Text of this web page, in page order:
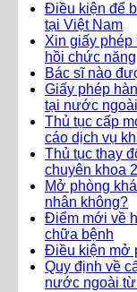
Điều kiện để
tại Việt Nam
Xin giấy phép
hồi chức năng
Bác sĩ nào
Giấy phép
tại nước ngoài
Thủ tục cấp
cáo dịch vụ
Thủ tục thay
chuyên khoa
Mở phòng
nhân không?
Điểm mới về
chữa bệnh
Điều kiện mở
Quy định về
nước ngoài